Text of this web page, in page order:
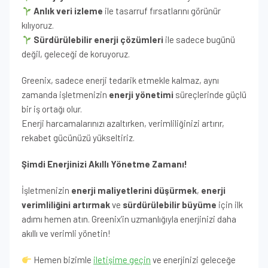
Anlık veri izleme ile tasarruf fırsatlarını görünür
kılıyoruz.
Sürdürülebilir enerji çözümleri ile sadece bugünü
değil, geleceği de koruyoruz.
Greenix, sadece enerji tedarik etmekle kalmaz, aynı
zamanda işletmenizin enerji yönetimi süreçlerinde güçlü
bir iş ortağı olur.
Enerji harcamalarınızı azaltırken, verimliliğinizi artırır,
rekabet gücünüzü yükseltiriz.
Şimdi Enerjinizi Akıllı Yönetme Zamanı!
İşletmenizin enerji maliyetlerini düşürmek, enerji
verimliliğini artırmakve sürdürülebilir büyüme için ilk
adımı hemen atın. Greenix’in uzmanlığıyla enerjinizi daha
akıllı ve verimli yönetin!
Hemen bizimle iletişime geçin ve enerjinizi geleceğe